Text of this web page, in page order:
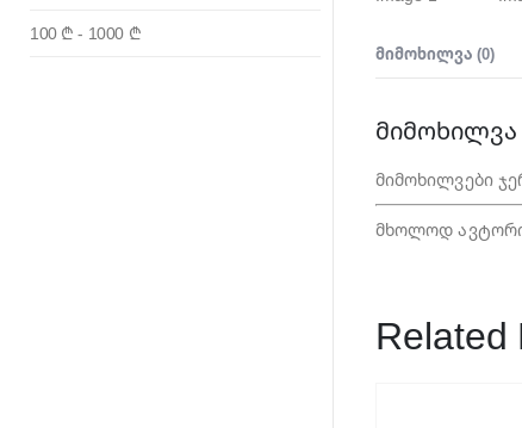
ᲛᲘᲛᲝᲮᲘᲚᲕᲐ (0)
მიმოხილვა
მიმოხილვები
მხოლოდ
Related
100 ₾ - 1000 ₾